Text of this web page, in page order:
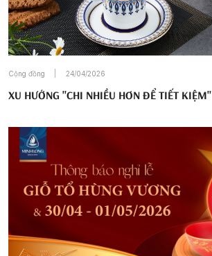
Cộng đồng 24/04/2026
XU HƯỚNG "CHI NHIỀU HƠN ĐỂ TIẾT KIỆM"